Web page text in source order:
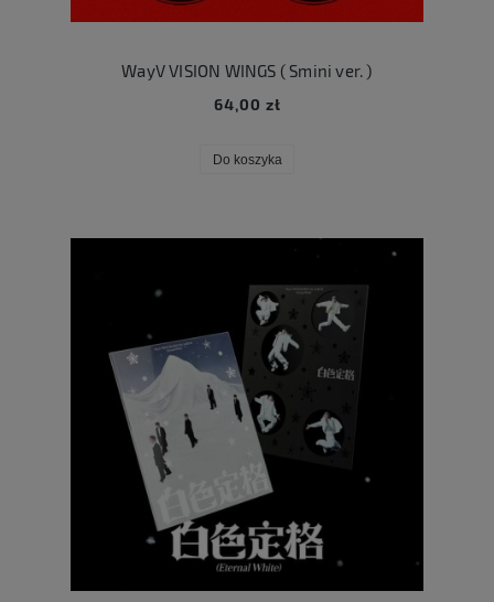
WayV VISION WINGS ( Smini ver. )
64,00 zł
Do koszyka